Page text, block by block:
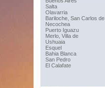
Salta
Olavarria
Bariloche, San Carlos de
Necochea
Puerto Iguazu
Merlo, Villa de
Ushuaia
Esquel
Bahia Blanca
San Pedro
El Calafate